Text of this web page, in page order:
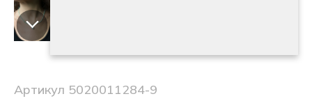
Артикул 5020011284-9